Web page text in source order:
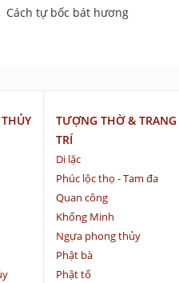
Cách tự bốc bát hương
TƯỢNG THỜ & TRANG
TRÍ
Di lặc
Phúc lộc thọ - Tam đa
Quan công
Khổng Minh
Ngựa phong thủy
Phật bà
Phật tổ